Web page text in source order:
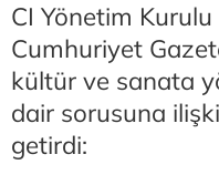
CI Yönetim Kurulu
Cumhuriyet
kültür ve sanata
dair sorusuna
getirdi: